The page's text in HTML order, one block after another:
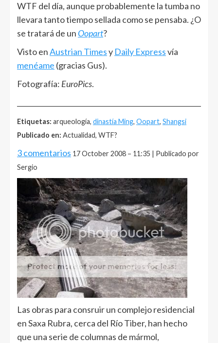
WTF del día, aunque probablemente la tumba no
llevara tanto tiempo sellada como se pensaba. ¿O
se tratará de un Oopart?
Visto enAustrian Timesy Daily Expressvía
menéame (gracias Gus).
Fotografía: EuroPics.
Etiquetas: arqueología, dinastía Ming, Oopart, Shangsi
Publicado en: Actualidad, WTF?
3 comentarios 17 October 2008 – 11:35 | Publicado por
Sergio
Las obras para consruir un complejo residencial
en Saxa Rubra, cerca del Río Tiber, han hecho
que una serie de columnas de mármol,